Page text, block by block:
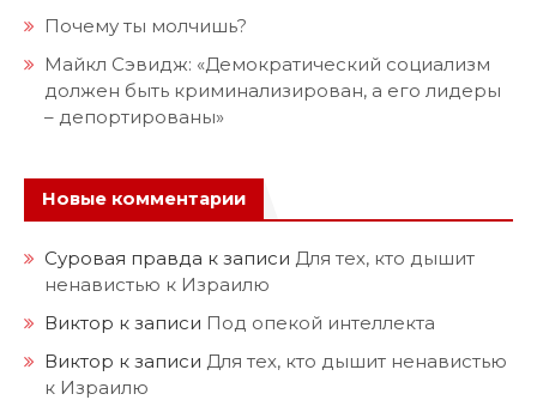
Почему ты молчишь?
Майкл Сэвидж: «Демократический социализм
должен быть криминализирован, а его лидеры
– депортированы»
Новые комментарии
Суровая правда к записи Для тех, кто дышит
ненавистью к Израилю
Виктор к записи Под опекой интеллекта
Виктор к записи Для тех, кто дышит ненавистью
к Израилю